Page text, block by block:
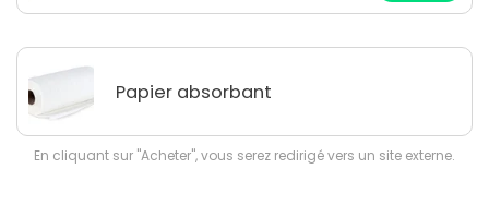
Papier absorbant
En cliquant sur "Acheter", vous serez redirigé vers un site externe.